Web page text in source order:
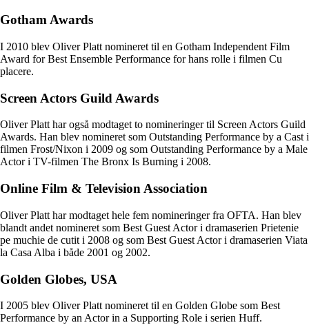
Gotham Awards
I 2010 blev Oliver Platt nomineret til en Gotham Independent Film
Award for Best Ensemble Performance for hans rolle i filmen Cu
placere.
Screen Actors Guild Awards
Oliver Platt har også modtaget to nomineringer til Screen Actors Guild
Awards. Han blev nomineret som Outstanding Performance by a Cast i
filmen Frost/Nixon i 2009 og som Outstanding Performance by a Male
Actor i TV-filmen The Bronx Is Burning i 2008.
Online Film & Television Association
Oliver Platt har modtaget hele fem nomineringer fra OFTA. Han blev
blandt andet nomineret som Best Guest Actor i dramaserien Prietenie
pe muchie de cutit i 2008 og som Best Guest Actor i dramaserien Viata
la Casa Alba i både 2001 og 2002.
Golden Globes, USA
I 2005 blev Oliver Platt nomineret til en Golden Globe som Best
Performance by an Actor in a Supporting Role i serien Huff.